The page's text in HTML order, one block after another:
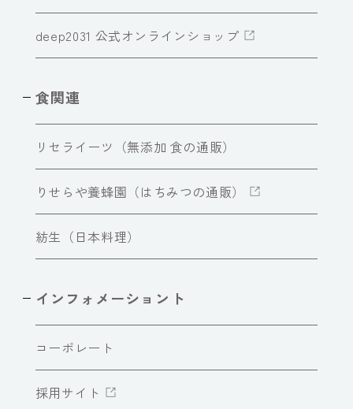
deep2031 公式オンラインショップ
食関連
リセライーツ（無添加 食の通販）
りせらや養蜂園（はちみつの通販）
紡生（日本料理）
インフォメーショント
コーポレート
採用サイト